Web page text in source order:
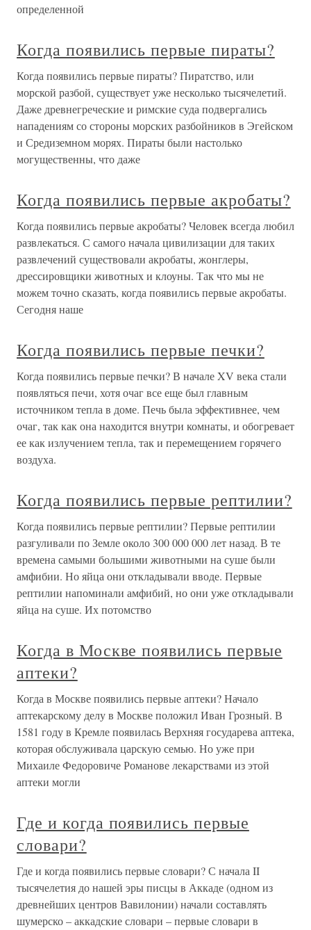
определенной
Когда появились первые пираты?
Когда появились первые пираты? Пиратство, или
морской разбой, существует уже несколько тысячелетий.
Даже древнегреческие и римские суда подвергались
нападениям со стороны морских разбойников в Эгейском
и Средиземном морях. Пираты были настолько
могущественны, что даже
Когда появились первые акробаты?
Когда появились первые акробаты? Человек всегда любил
развлекаться. С самого начала цивилизации для таких
развлечений существовали акробаты, жонглеры,
дрессировщики животных и клоуны. Так что мы не
можем точно сказать, когда появились первые акробаты.
Сегодня наше
Когда появились первые печки?
Когда появились первые печки? В начале XV века стали
появляться печи, хотя очаг все еще был главным
источником тепла в доме. Печь была эффективнее, чем
очаг, так как она находится внутри комнаты, и обогревает
ее как излучением тепла, так и перемещением горячего
воздуха.
Когда появились первые рептилии?
Когда появились первые рептилии? Первые рептилии
разгуливали по Земле около 300 000 000 лет назад. В те
времена самыми большими животными на суше были
амфибии. Но яйца они откладывали вводе. Первые
рептилии напоминали амфибий, но они уже откладывали
яйца на суше. Их потомство
Когда в Москве появились первые
аптеки?
Когда в Москве появились первые аптеки? Начало
аптекарскому делу в Москве положил Иван Грозный. В
1581 году в Кремле появилась Верхняя государева аптека,
которая обслуживала царскую семью. Но уже при
Михаиле Федоровиче Романове лекарствами из этой
аптеки могли
Где и когда появились первые
словари?
Где и когда появились первые словари? С начала II
тысячелетия до нашей эры писцы в Аккаде (одном из
древнейших центров Вавилонии) начали составлять
шумерско – аккадские словари – первые словари в